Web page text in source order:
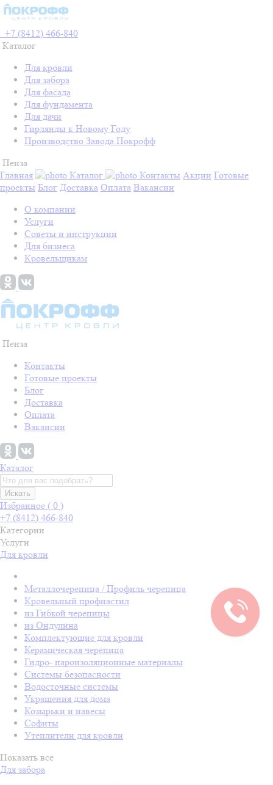
+7 (8412) 466-840
Каталог
Для кровли
Для забора
Для фасада
Для фундамента
Для дачи
Гирлянды к Новому Году
Производство Завода Покрофф
Пенза
Главная
Каталог Контакты Акции Готовые
проекты Блог Доставка Оплата Вакансии
О компании
Услуги
Советы и инструкции
Для бизнеса
Кровельщикам
Пенза
Контакты
Готовые проекты
Блог
Доставка
Оплата
Вакансии
Каталог
Искать
Избранное ( 0 )
+7 (8412) 466-840
Категории
Услуги
Для кровли
Металлочерепица / Профиль черепица
Кровельный профнастил
из Гибкой черепицы
из Ондулина
Комплектующие для кровли
Керамическая черепица
Гидро- пароизоляционные материалы
Системы безопасности
Водосточные системы
Украшения для дома
Козырьки и навесы
Софиты
Утеплители для кровли
Показать все
Для забора